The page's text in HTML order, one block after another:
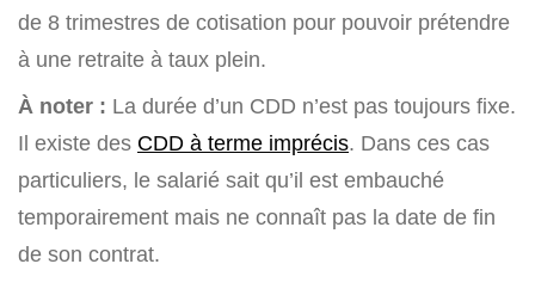
de 8 trimestres de cotisation pour pouvoir prétendre
à une retraite à taux plein.
À noter : La durée d’un CDD n’est pas toujours fixe.
Il existe des CDD à terme imprécis. Dans ces cas
particuliers, le salarié sait qu’il est embauché
temporairement mais ne connaît pas la date de fin
de son contrat.